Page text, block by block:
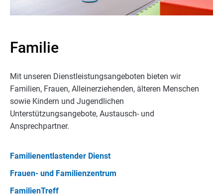
Familie
Mit unseren Dienstleistungsangeboten bieten wir
Familien, Frauen, Alleinerziehenden, älteren Menschen
sowie Kindern und Jugendlichen
Unterstützungsangebote, Austausch- und
Ansprechpartner.
Familienentlastender Dienst
Frauen- und Familienzentrum
FamilienTreff